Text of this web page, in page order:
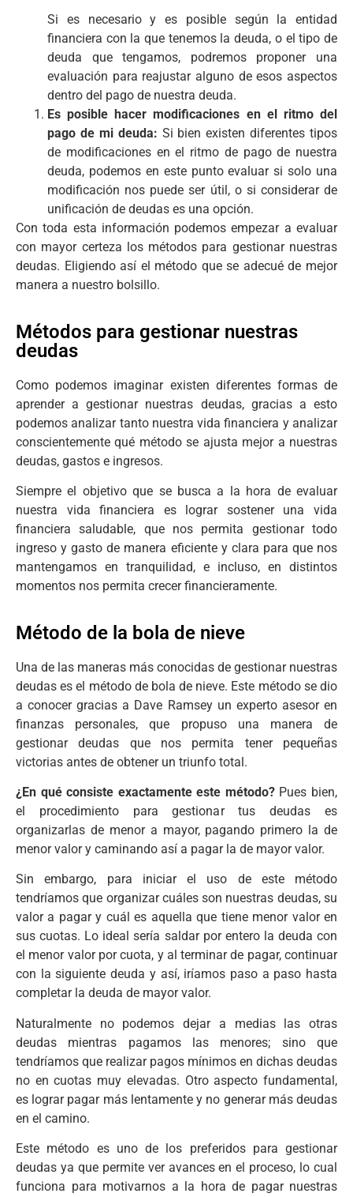
Si es necesario y es posible según la entidad
financiera con la que tenemos la deuda, o el tipo de
deuda que tengamos, podremos proponer una
evaluación para reajustar alguno de esos aspectos
dentro del pago de nuestra deuda.
Es posible hacer modificaciones en el ritmo del
pago de mi deuda: Si bien existen diferentes tipos
de modificaciones en el ritmo de pago de nuestra
deuda, podemos en este punto evaluar si solo una
modificación nos puede ser útil, o si considerar de
unificación de deudas es una opción.
Con toda esta información podemos empezar a evaluar
con mayor certeza los métodos para gestionar nuestras
deudas. Eligiendo así el método que se adecué de mejor
manera a nuestro bolsillo.
Métodos para gestionar nuestras
deudas
Como podemos imaginar existen diferentes formas de
aprender a gestionar nuestras deudas, gracias a esto
podemos analizar tanto nuestra vida financiera y analizar
conscientemente qué método se ajusta mejor a nuestras
deudas, gastos e ingresos.
Siempre el objetivo que se busca a la hora de evaluar
nuestra vida financiera es lograr sostener una vida
financiera saludable, que nos permita gestionar todo
ingreso y gasto de manera eficiente y clara para que nos
mantengamos en tranquilidad, e incluso, en distintos
momentos nos permita crecer financieramente.
Método de la bola de nieve
Una de las maneras más conocidas de gestionar nuestras
deudas es el método de bola de nieve. Este método se dio
a conocer gracias a Dave Ramsey un experto asesor en
finanzas personales, que propuso una manera de
gestionar deudas que nos permita tener pequeñas
victorias antes de obtener un triunfo total.
¿En qué consiste exactamente este método?Pues bien,
el procedimiento para gestionar tus deudas es
organizarlas de menor a mayor, pagando primero la de
menor valor y caminando así a pagar la de mayor valor.
Sin embargo, para iniciar el uso de este método
tendríamos que organizar cuáles son nuestras deudas, su
valor a pagar y cuál es aquella que tiene menor valor en
sus cuotas. Lo ideal sería saldar por entero la deuda con
el menor valor por cuota, y al terminar de pagar, continuar
con la siguiente deuda y así, iríamos paso a paso hasta
completar la deuda de mayor valor.
Naturalmente no podemos dejar a medias las otras
deudas mientras pagamos las menores; sino que
tendríamos que realizar pagos mínimos en dichas deudas
no en cuotas muy elevadas. Otro aspecto fundamental,
es lograr pagar más lentamente y no generar más deudas
en el camino.
Este método es uno de los preferidos para gestionar
deudas ya que permite ver avances en el proceso, lo cual
funciona para motivarnos a la hora de pagar nuestras